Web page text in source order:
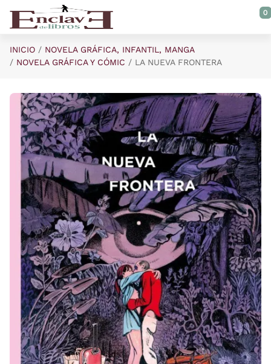
Saltar al contenido principal
0
INICIO
NOVELA GRÁFICA, INFANTIL, MANGA
NOVELA GRÁFICA Y CÓMIC
LA NUEVA FRONTERA